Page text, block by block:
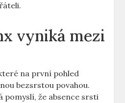
vyniká mezi
na první pohled
bezsrstou povahou.
pomyslí, že absence srsti